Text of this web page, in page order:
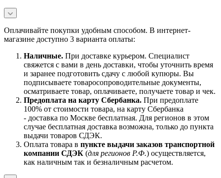
Оплачивайте покупки удобным способом. В интернет-
магазине доступно 3 варианта оплаты:
Наличные. При доставке курьером. Специалист
свяжется с вами в день доставки, чтобы уточнить время
и заранее подготовить сдачу с любой купюры. Вы
подписываете товаросопроводительные документы,
осматриваете товар, оплачиваете, получаете товар и чек.
Предоплата на карту Сбербанка. При предоплате
100% от стоимости товара, на карту Сбербанка
- доставка по Москве бесплатная. Для регионов в этом
случае бесплатная доставка возможна, только до пункта
выдачи товаров СДЭК.
Оплата товара в пункте выдачи заказов транспортной
компании СДЭК (для регионов Р.Ф.) осуществляется,
как наличным так и безналичным расчетом.